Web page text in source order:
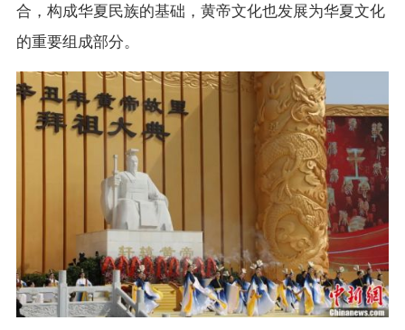
合，构成华夏民族的基础，黄帝文化也发展为华夏文化
的重要组成部分。